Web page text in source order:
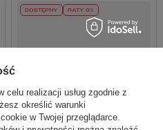
DOSTĘPNY RATY 0%
realizacji usług zgodnie z
określić warunki
w Twojej przeglądarce.